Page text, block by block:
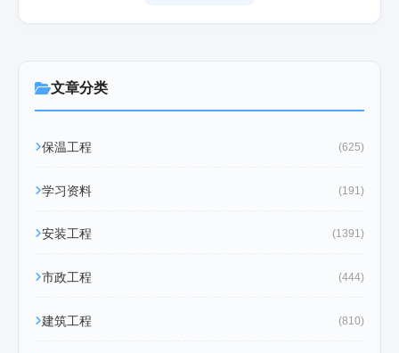
文章分类
保温工程 (625)
学习资料 (191)
安装工程 (1391)
市政工程 (444)
建筑工程 (810)